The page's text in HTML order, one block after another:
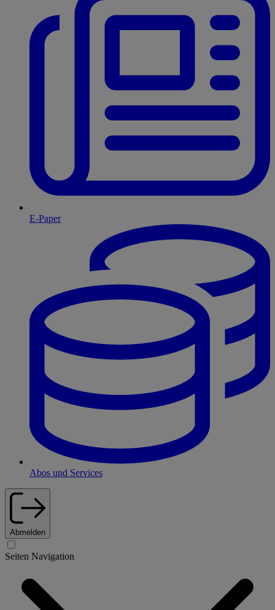
E-Paper
Abos und Services
Abmelden
Seiten Navigation